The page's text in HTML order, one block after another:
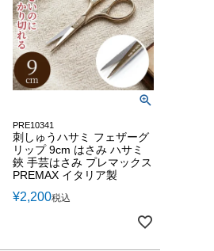
PRE10341
刺しゅうハサミ フェザーグ
リップ 9cm はさみ ハサミ
鋏 手芸はさみ プレマックス
PREMAX イタリア製
¥2,200税込